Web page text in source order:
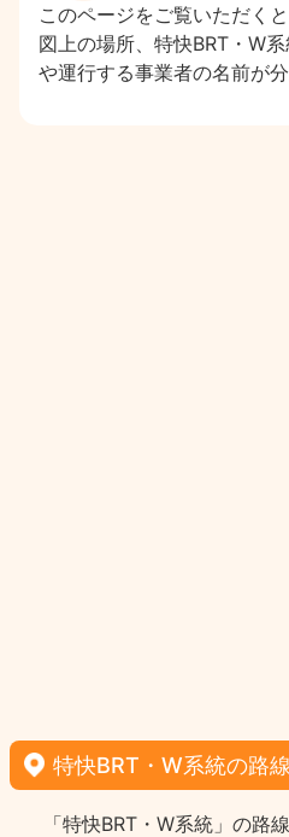
このページをご覧いただく
図上の場所、特快BRT・W
や運行する事業者の名前が分
特快BRT・W系統の路
「特快BRT・W系統」の路